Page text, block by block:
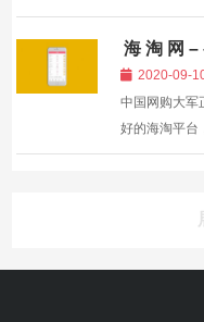
工商信息登记
掌上工商app
咨询工商专业
海 淘 网 –
2020-09-
中国网购大军
好的海淘平台
所有海淘平台